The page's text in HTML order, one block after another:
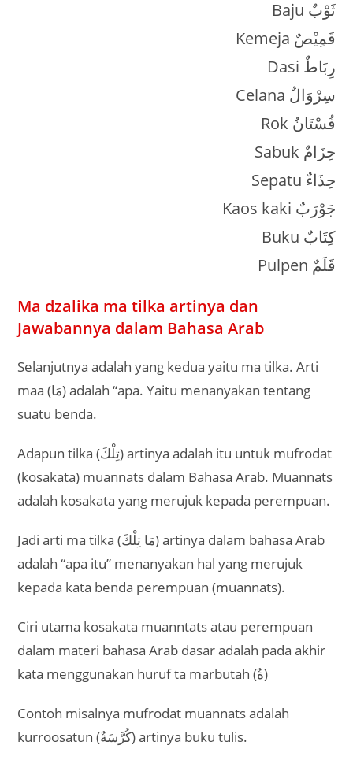
Baju ثَوْبٌ
Kemeja قَمِيْصٌ
Dasi رِبَاطٌ
Celana سِرْوَالٌ
Rok فُسْتَانٌ
Sabuk حِزَامٌ
Sepatu حِذَاءٌ
Kaos kaki جَوْرَبٌ
Buku كِتَابٌ
Pulpen قَلَمٌ
Ma dzalika ma tilka artinya dan
Jawabannya dalam Bahasa Arab
Selanjutnya adalah yang kedua yaitu ma tilka. Arti
maa (مَا) adalah “apa. Yaitu menanyakan tentang
suatu benda.
Adapun tilka (تِلْكَ) artinya adalah itu untuk mufrodat
(kosakata) muannats dalam Bahasa Arab. Muannats
adalah kosakata yang merujuk kepada perempuan.
Jadi arti ma tilka (مَا تِلْكَ) artinya dalam bahasa Arab
adalah “apa itu” menanyakan hal yang merujuk
kepada kata benda perempuan (muannats).
Ciri utama kosakata muanntats atau perempuan
dalam materi bahasa Arab dasar adalah pada akhir
kata menggunakan huruf ta marbutah (ةٌ)
Contoh misalnya mufrodat muannats adalah
kurroosatun (كُرَّسَةٌ) artinya buku tulis.